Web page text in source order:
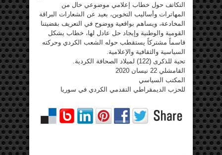
التكاتف حول خطاب إعلامي موضوعي خال من
المهاترات وأساليب التخوين، بعيد عن الشعارات البراقة
المخادعة، ويساهم بواقعية ووضوح في التعريف بقضيتنا
القومية والوطنية وإيجاد حل عادل لها، خطاب يشكل
قاسماً مشتركاً يستقطب حوله الشعب الكردي وحركته
السياسية والثقافية والإعلامية.
تحية للذكرى (122) لميلاد الصحافة الكردية.
القامشلي 22 نيسان 2020
المكتب السياسي
للحزب الديمقراطي التقدمي الكردي في سوريا